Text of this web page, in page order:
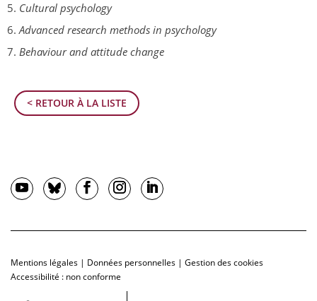
< RETOUR À LA LISTE
Cultural psychology
Advanced research methods in psychology
Behaviour and attitude change
Mentions légales | Données personnelles | Gestion des cookies
Accessibilité : non conforme